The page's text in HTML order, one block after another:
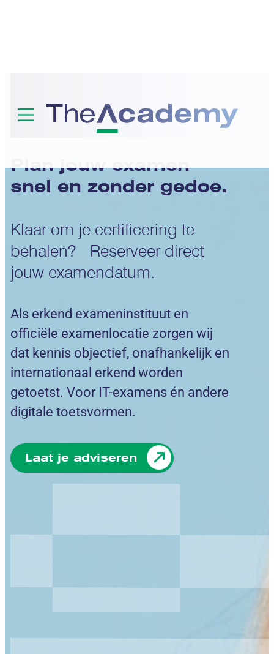
Examens
Plan jouw examen
snel en zonder gedoe.
Klaar om je certificering te
behalen? Reserveer direct
jouw examendatum.
Als erkend exameninstituut en
officiële examenlocatie zorgen wij
dat kennis objectief, onafhankelijk en
internationaal erkend worden
getoetst. Voor IT-examens én andere
digitale toetsvormen.
Laat je adviseren